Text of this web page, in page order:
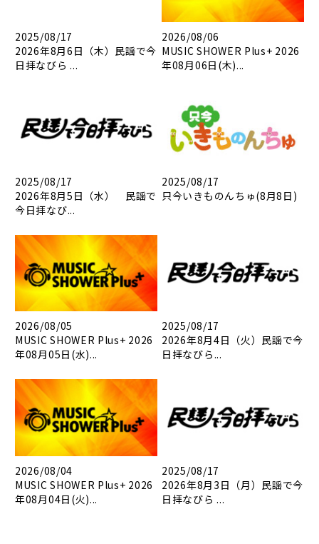
2025/08/17
2026年8月6日（木）民謡で今
日拝なびら ...
2026/08/06
MUSIC SHOWER Plus+ 2026
年08月06日(木)...
2025/08/17
2026年8月5日（水） 民謡で
今日拝なび...
2025/08/17
只今いきものんちゅ(8月8日)
2026/08/05
MUSIC SHOWER Plus+ 2026
年08月05日(水)...
2025/08/17
2026年8月4日（火）民謡で今
日拝なびら...
2026/08/04
MUSIC SHOWER Plus+ 2026
年08月04日(火)...
2025/08/17
2026年8月3日（月）民謡で今
日拝なびら ...